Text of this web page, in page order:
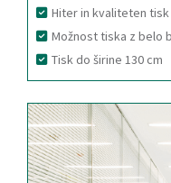
Hiter in kvaliteten tisk
Možnost tiska z belo
Tisk do širine 130 cm